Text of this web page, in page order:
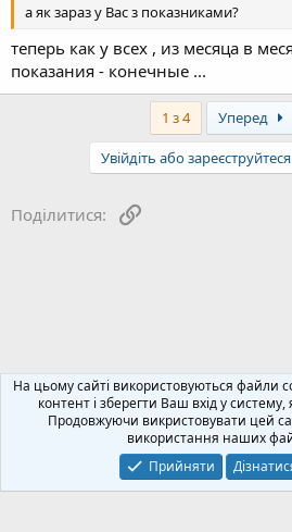
а як зараз у Вас з показниками?
теперь как у всех , из месяца в
показания - конечные ...
1 з 4 Уперед
Увійдіть або
Поділитися:
Обленерго, підключення, оплата
Зворотний зв'язок Політика
На цьому сайті використовуються файли
контент і зберегти Ваш вхід у
Продовжуючи викристовувати цей
використання наших
Прийняти